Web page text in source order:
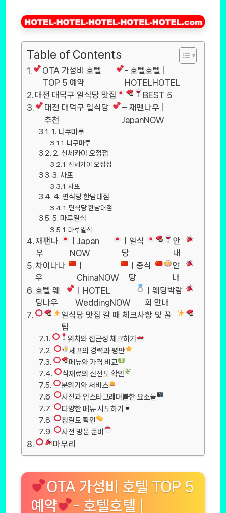
Table of Contents
OTA 가성비 호텔
TOP 5 예약
- 호텔호텔 |
HOTELHOTEL
대전 대덕구 일식당 맛집
BEST 5
대전 대덕구 일식당
추천
– 재팬나우 |
JapanNOW
1. 니쿠마루
니쿠마루
2. 신세카이 오정점
신세카이 오정점
3. 사또
사또
4. 면식당 한남대점
면식당 한남대점
5. 마루일식
마루일식
재팬나
우
ㅣJapan
NOW
ㅣ일식
당
안
내
차이나나
우
ChinaNOW
ㅣ중식
당
안
내
호텔 웨
딩나우
ㅣHOTEL
WeddingNOW
ㅣ웨딩박람
회 안내
일식당 맛집 갈 때 체크사항 및 꿀
팁
위치와 접근성 체크하기
셰프의 경력과 평판
메뉴와 가격 비교
식재료의 신선도 확인
분위기와 서비스
사진과 인스타그래머블한 요소들
다양한 메뉴 시도하기
청결도 확인
사전 방문 준비
마무리
OTA 가성비 호텔 TOP 5
예약
- 호텔호텔 |